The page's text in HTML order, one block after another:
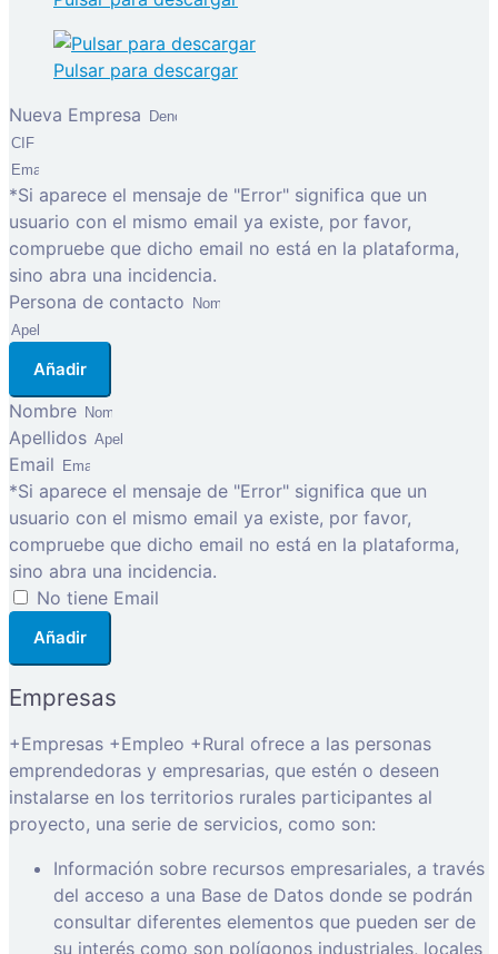
Pulsar para descargar
Nueva Empresa
*Si aparece el mensaje de "Error" significa que un
usuario con el mismo email ya existe, por favor,
compruebe que dicho email no está en la plataforma,
sino abra una incidencia.
Persona de contacto
Añadir
Nombre
Apellidos
Email
*Si aparece el mensaje de "Error" significa que un
usuario con el mismo email ya existe, por favor,
compruebe que dicho email no está en la plataforma,
sino abra una incidencia.
No tiene Email
Añadir
Empresas
+Empresas +Empleo +Rural ofrece a las personas
emprendedoras y empresarias, que estén o deseen
instalarse en los territorios rurales participantes al
proyecto, una serie de servicios, como son:
Información sobre recursos empresariales, a través
del acceso a una Base de Datos donde se podrán
consultar diferentes elementos que pueden ser de
su interés como son polígonos industriales, locales